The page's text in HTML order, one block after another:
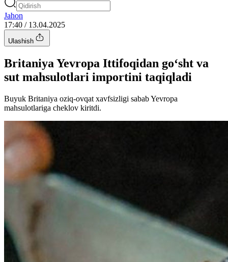
Jahon
17:40 / 13.04.2025
Ulashish
Britaniya Yevropa Ittifoqidan go‘sht va
sut mahsulotlari importini taqiqladi
Buyuk Britaniya oziq-ovqat xavfsizligi sabab Yevropa
mahsulotlariga cheklov kiritdi.